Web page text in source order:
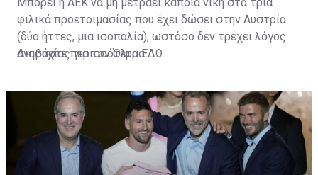
φιλικά προετοιμασίας που έχει δώσει στην Αυστρία
(δύο ήττες, μια ισοπαλία), ωστόσο δεν τρέχει λόγος
ανησυχίας για τον Όλτρα.
Διαβάστε περισσότεραΕΔΩ.